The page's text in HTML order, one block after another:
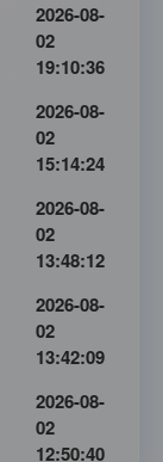
2026-08-
02
19:10:36
2026-08-
02
15:14:24
2026-08-
02
13:48:12
2026-08-
02
13:42:09
2026-08-
02
12:50:40